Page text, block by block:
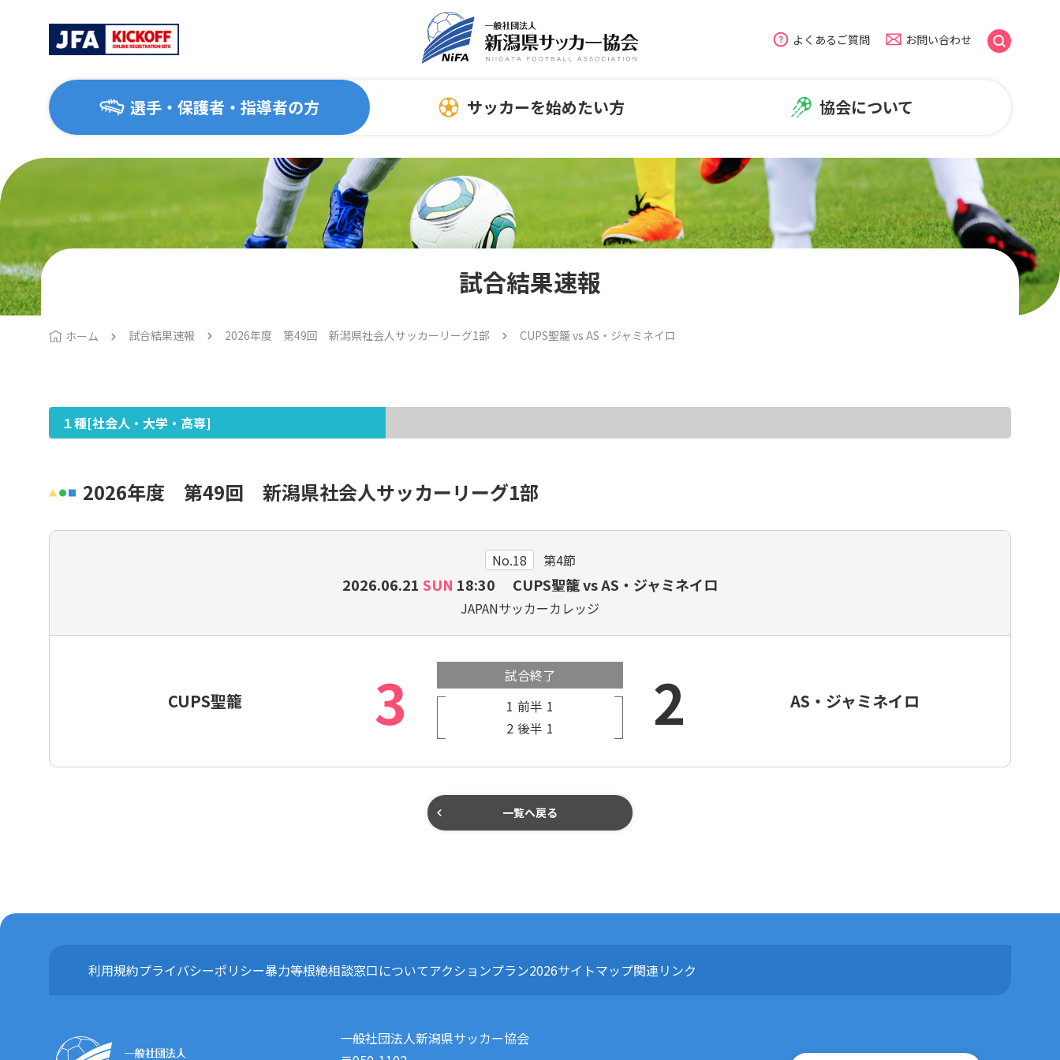
よくあるご質問 お問い合わせ
選手・保護者・指導者の方
大会・イベント
1種（一般・大学）
4種（小学生）
シニア（35歳以上）
イベント・フェスティバル
指導者向け情報
指導者
メディカル情報
広報・普及活動
NiFAニュース
サッカーを始めたい方
はじめてのサッカー サッカーを始める時のよくある質問
種別・選手登録とは
新潟県出身のJリーガー・
プロ選手
協会について
協会概要 委員会
連盟
地区協会
スポンサーについて
ホームページについて
試合結果速報
ホーム 試合結果速報 2026年度 第49回 新潟県社会人サッカーリーグ1部 CUPS聖籠 vs AS・ジャミネイロ
１種[社会人・大学・高専]
2026年度 第49回 新潟県社会人サッカーリーグ1部
No.18 第4節
2026.06.21 SUN 18:30 CUPS聖籠 vs AS・ジャミネイロ
JAPANサッカーカレッジ
CUPS聖籠 3
試合終了
1 前半 1
2 後半 1 2 AS・ジャミネイロ
一覧へ戻る
利用規約プライバシーポリシー暴力等根絶相談窓口についてアクションプラン2026サイトマップ関連リンク
一般社団法人新潟県サッカー協会